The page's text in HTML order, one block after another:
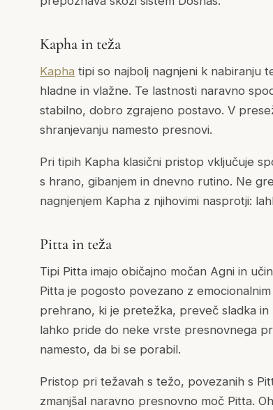
Kapha in teža
Kapha tipi so najbolj nagnjeni k nabiranju
hladne in vlažne. Te lastnosti naravno
stabilno, dobro zgrajeno postavo. V
shranjevanju namesto presnovi.
Pri tipih Kapha klasični pristop vključuje
s hrano, gibanjem in dnevno rutino. Ne
nagnjenjem Kapha z njihovimi nasprotji:
Pitta in teža
Tipi Pitta imajo običajno močan Agni in
Pitta je pogosto povezano z
prehrano, ki je pretežka, preveč sladka
lahko pride do neke vrste presnovnega
namesto, da bi se porabil.
Pristop pri težavah s težo, povezanih s
zmanjšal naravno presnovno moč Pitta.